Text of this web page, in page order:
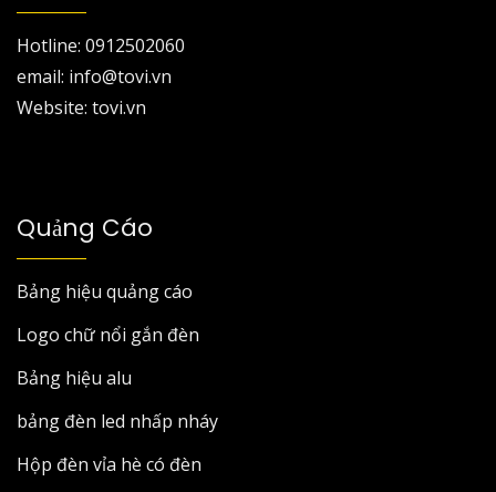
Hotline: 0912502060
email: info@tovi.vn
Website: tovi.vn
Quảng Cáo
Bảng hiệu quảng cáo
Logo chữ nổi gắn đèn
Bảng hiệu alu
bảng đèn led nhấp nháy
Hộp đèn vỉa hè có đèn